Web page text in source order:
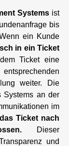
Systemsist
bis
ein Kunde
in ein Ticket
Ticket eine
weiter. Die
Systems an der
im
Ticket nach
Dieser
und